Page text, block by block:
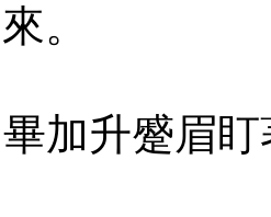
。
加升蹙眉盯